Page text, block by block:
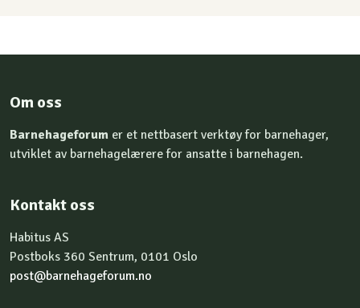
Om oss
Barnehageforum er et nettbasert verktøy for barnehager,
utviklet av barnehagelærere for ansatte i barnehagen.
Kontakt oss
Habitus AS
Postboks 360 Sentrum, 0101 Oslo
post@barnehageforum.no